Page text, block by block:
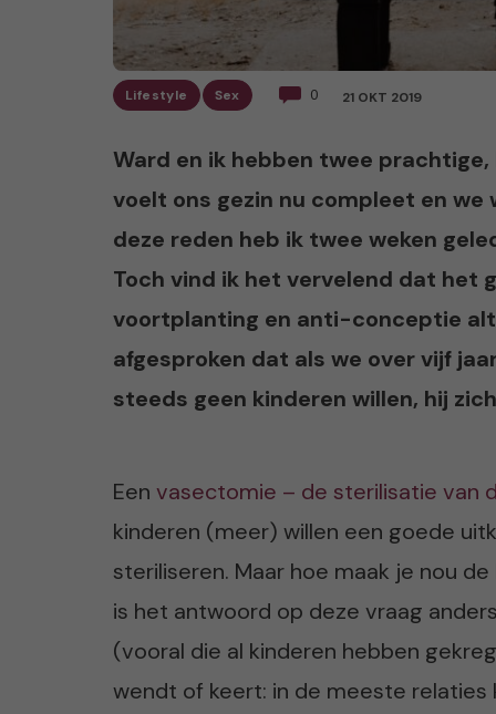
Lifestyle Sex 0 21 OKT 2019
Ward en ik hebben twee
voelt ons gezin nu compleet en we
deze reden heb ik twee weken
Toch vind ik het vervelend dat het
voortplanting en anti-conceptie
afgesproken dat als we over vijf
steeds geen kinderen willen, hij
Een vasectomie – de sterilisatie van
kinderen (meer) willen een goede
steriliseren. Maar hoe maak je nou
is het antwoord op deze vraag
(vooral die al kinderen hebben
wendt of keert: in de meeste